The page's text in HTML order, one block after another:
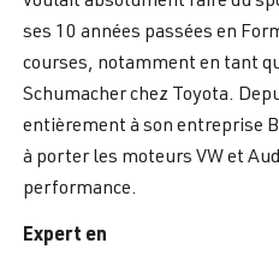
ses 10 années passées en
courses, notamment en tant
Schumacher chez Toyota.
entièrement à son entreprise
à porter les moteurs VW et
performance.
Expert en